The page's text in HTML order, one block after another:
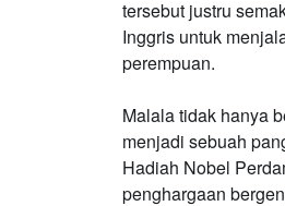
tersebut justru
Inggris untuk
perempuan.
Malala tidak hanya
menjadi sebuah
Hadiah Nobel
penghargaan